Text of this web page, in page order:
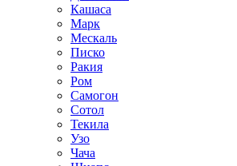
Кашаса
Марк
Мескаль
Писко
Ракия
Ром
Самогон
Сотол
Текила
Узо
Чача